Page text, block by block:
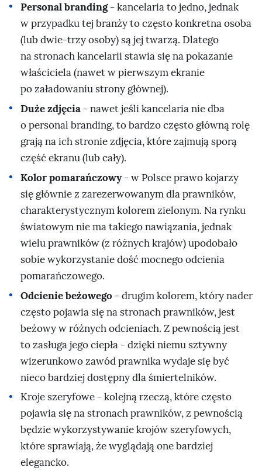
Personal branding- kancelaria to jedno, jednak
w przypadku tej branży to często konkretna osoba
(lub dwie-trzy osoby) są jej twarzą. Dlatego
na stronach kancelarii stawia się na pokazanie
właściciela (nawet w pierwszym ekranie
po załadowaniu strony głównej).
Duże zdjęcia - nawet jeśli kancelaria nie dba
o personal branding, to bardzo często główną rolę
grają na ich stronie zdjęcia, które zajmują sporą
część ekranu (lub cały).
Kolor pomarańczowy- w Polsce prawo kojarzy
się głównie z zarezerwowanym dla prawników,
charakterystycznym kolorem zielonym. Na rynku
światowym nie ma takiego nawiązania, jednak
wielu prawników (z różnych krajów) upodobało
sobie wykorzystanie dość mocnego odcienia
pomarańczowego.
Odcienie beżowego - drugim kolorem, który nader
często pojawia się na stronach prawników, jest
beżowy w różnych odcieniach. Z pewnością jest
to zasługa jego ciepła - dzięki niemu sztywny
wizerunkowo zawód prawnika wydaje się być
nieco bardziej dostępny dla śmiertelników.
Kroje szeryfowe - kolejną rzeczą, które często
pojawia się na stronach prawników, z pewnością
będzie wykorzystywanie krojów szeryfowych,
które sprawiają, że wyglądają one bardziej
elegancko.